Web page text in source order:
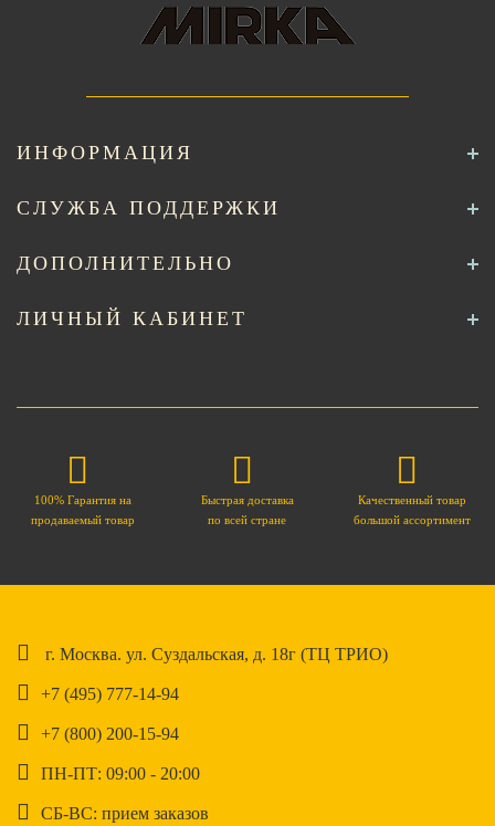
ИНФОРМАЦИЯ
СЛУЖБА ПОДДЕРЖКИ
ДОПОЛНИТЕЛЬНО
ЛИЧНЫЙ КАБИНЕТ
100% Гарантия на
продаваемый товар
Быстрая доставка
по всей стране
Качественный товар
большой ассортимент
г. Москва. ул. Суздальская, д. 18г (ТЦ ТРИО)
+7 (495) 777-14-94
+7 (800) 200-15-94
ПН-ПТ: 09:00 - 20:00
СБ-ВС: прием заказов